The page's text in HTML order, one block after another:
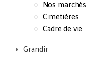
Nos marchés
Cimetières
Cadre de vie
Grandir